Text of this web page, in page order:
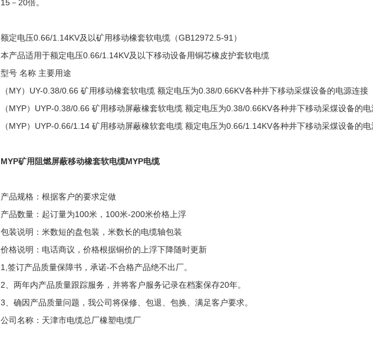
15－20倍。
额定电压0.66/1.14KV及以矿用移动橡套软电缆（GB12972.5-91）
本产品适用于额定电压0.66/1.14KV及以下移动设备用铜芯橡皮护套软电缆
型号 名称 主要用途
（MY）UY-0.38/0.66 矿用移动橡套软电缆 额定电压为0.38/0.66KV各种井下移动采煤设备的电源连接
（MYP）UYP-0.38/0.66 矿用移动屏蔽橡套软电缆 额定电压为0.38/0.66KV各种井下移动采煤设备的
（MYP）UYP-0.66/1.14 矿用移动屏蔽橡软套电缆 额定电压为0.66/1.14KV各种井下移动采煤设备的
MYP矿用阻燃屏蔽移动橡套软电缆MYP电缆
产品规格：根据客户的要求定做
产品数量：起订量为100米，100米-200米价格上浮
包装说明：米数短的盘包装，米数长的电缆轴包装
价格说明：电话商议，价格根据铜价的上浮下降随时更新
1,签订产品质量保障书，承诺-不合格产品绝不出厂。
2、两年内产品质量跟踪服务，并将客户服务记录在档案保存20年。
3、确因产品质量问题，我公司将保修、包退、包换、满足客户要求。
公司名称：天津市电缆总厂橡塑电缆厂